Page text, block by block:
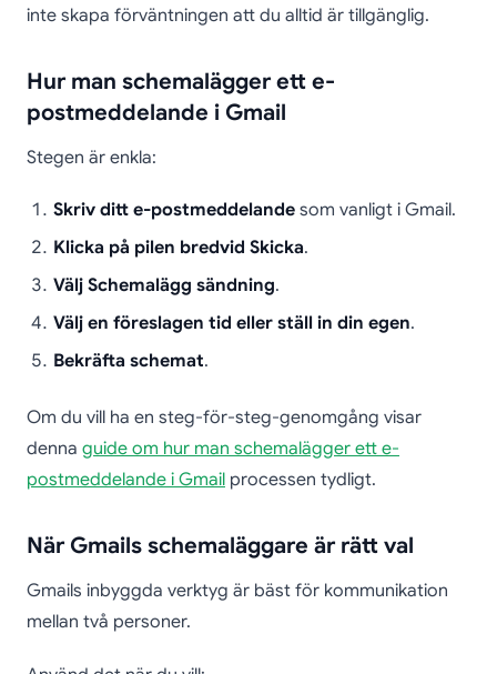
inte skapa förväntningen att du alltid är tillgänglig.
Hur man schemalägger ett e-
postmeddelande i Gmail
Stegen är enkla:
Skriv ditt e-postmeddelande som vanligt i Gmail.
Klicka på pilen bredvid Skicka.
Välj Schemalägg sändning.
Välj en föreslagen tid eller ställ in din egen.
Bekräfta schemat.
Om du vill ha en steg-för-steg-genomgång visar
denna guide om hur man schemalägger ett e-
postmeddelande i Gmail processen tydligt.
När Gmails schemaläggare är rätt val
Gmails inbyggda verktyg är bäst för kommunikation
mellan två personer.